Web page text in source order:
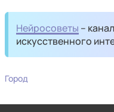
Нейросоветы –
искусственного
Город